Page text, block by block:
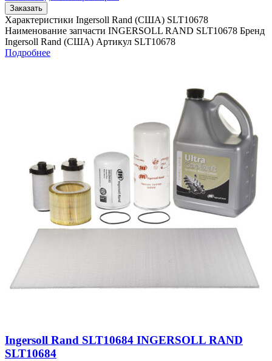
Заказать
Характеристики Ingersoll Rand (США) SLT10678
Наименование запчасти INGERSOLL RAND SLT10678 Бренд
Ingersoll Rand (США) Артикул SLT10678
Подробнее
Ingersoll Rand SLT10684 INGERSOLL RAND
SLT10684